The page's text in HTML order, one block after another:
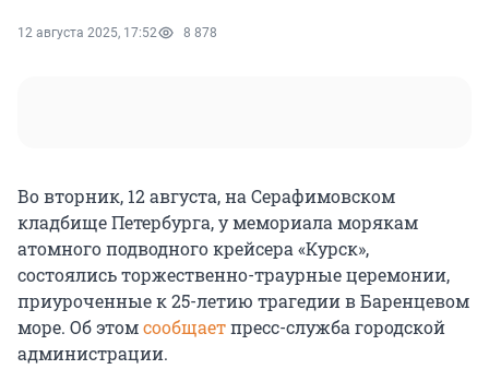
12 августа 2025, 17:52 8 878
Во вторник, 12 августа, на Серафимовском
кладбище Петербурга, у мемориала морякам
атомного подводного крейсера «Курск»,
состоялись торжественно-траурные церемонии,
приуроченные к 25-летию трагедии в Баренцевом
море. Об этомсообщаетпресс-служба городской
администрации.